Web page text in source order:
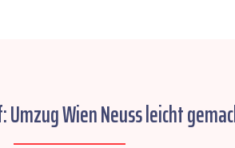
Umzug Wien Neuss leicht